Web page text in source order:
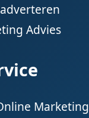
Advies
Marketing